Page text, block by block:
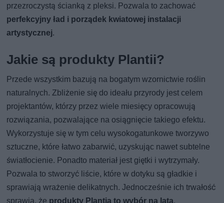
przezroczystą ścianką z pleksi. Pozwala to zachować
perfekcyjny ład i porządek kwiatowej instalacji
artystycznej.
Jakie są produkty Plantii?
Przede wszystkim bazują na bogatym wzornictwie roślin
naturalnych. Zbliżenie się do ideału przyrody jest celem
projektantów, którzy przez wiele miesięcy opracowują
rozwiązania, pozwalające na osiągnięcie takiego efektu.
Wykorzystuje się w tym celu wysokogatunkowe tworzywo
sztuczne, które łatwo zabarwić, uzyskując nawet subtelne
światłocienie. Ponadto materiał jest giętki i wytrzymały.
Pozwala to stworzyć liście, które w dotyku są gładkie i
sprawiają wrażenie delikatnych. Jednocześnie ich trwałość
sprawia, że produkty Plantia to wybór na lata.